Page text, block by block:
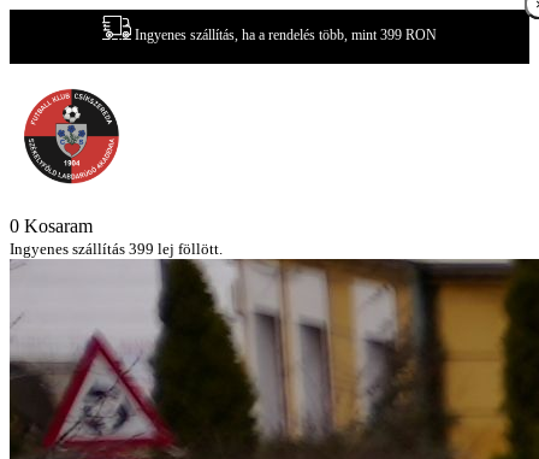
Ingyenes szállítás, ha a rendelés több, mint 399 RON
0 Kosaram
Ingyenes szállítás 399 lej föllött.